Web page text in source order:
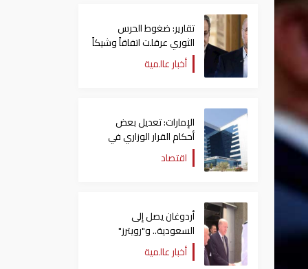
تقارير: ضغوط الحرس
الثوري عرقلت اتفاقاً وشيكاً
حول هرمز
أخبار عالمية
الإمارات: تعديل بعض
أحكام القرار الوزاري في
شأن الضريبة على الشركات
والأعمال
اقتصاد
أردوغان يصل إلى
السعودية.. و"رويترز"
تكشف تفاصيل الاتفاق
المرتقب
أخبار عالمية